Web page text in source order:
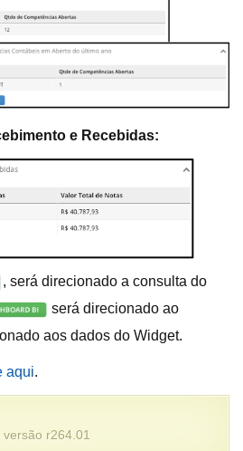
e Recebidas:
, será direcionado a consulta do
será direcionado ao
aos dados do Widget.
aqui.
r264.01